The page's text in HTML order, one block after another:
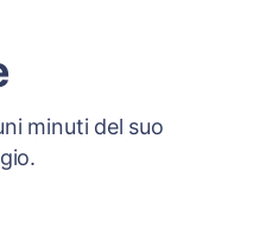
minuti del suo